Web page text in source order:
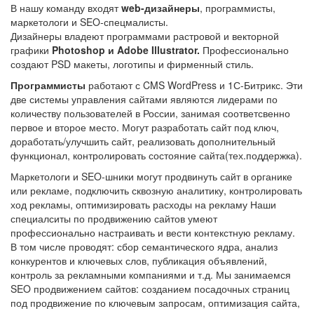
В нашу команду входятweb-дизайнеры, программисты,
маркетологи и SEO-спецмалисты.
Дизайнеры владеют программами растровой и векторной
графики Photoshop и Adobe Illustrator. Профессионально
создают PSD макеты, логотипы и фирменный стиль.
Программисты работают с CMS WordPress и 1С-Битрикс. Эти
две системы управления сайтами являются лидерами по
количеству пользователей в России, занимая соответсвенно
первое и второе место. Могут разработать сайт под ключ,
доработать/улучшить сайт, реализовать дополнительный
функционал, контролировать состояние сайта(тех.поддержка).
Маркетологи и SEO-шники могут продвинуть сайт в органике
или рекламе, подключить сквозную аналитику, контролировать
ход рекламы, оптимизировать расходы на рекламу Наши
специалситы по продвижению сайтов умеют
профессионально настраивать и вести контекстную рекламу.
В том числе проводят: сбор семантического ядра, анализ
конкурентов и ключевых слов, публикация объявлений,
контроль за рекламными компаниями и т.д. Мы занимаемся
SEO продвижением сайтов: созданием посадочных страниц
под продвижение по ключевым запросам, оптимизация сайта,